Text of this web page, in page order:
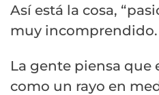
Así está la cosa,
muy incomprendido.
La gente piensa que
como un rayo en